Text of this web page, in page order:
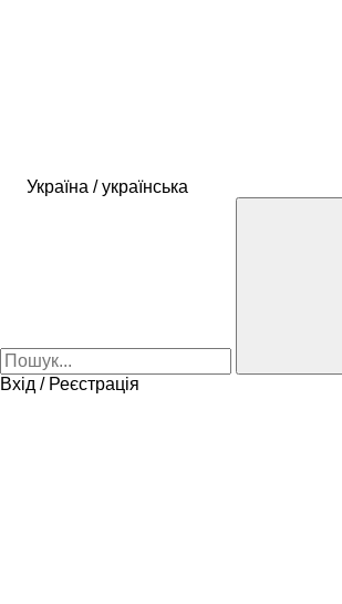
Україна / українська
Вхід / Реєстрація